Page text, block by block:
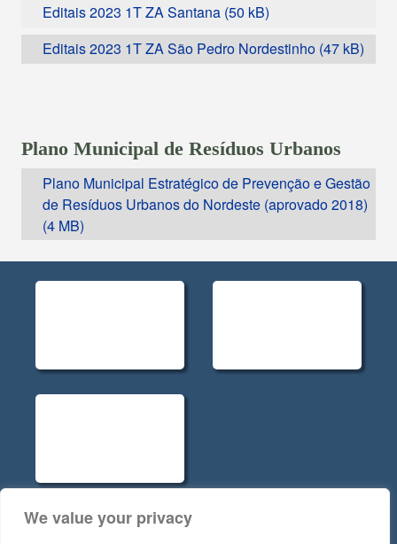
We value your privacy
Editais 2023 1T ZA Santana
Editais 2023 1T ZA São Pedro Nordestinho
Plano Municipal de Resíduos Urbanos
Plano Municipal Estratégico de Prevenção e Gestão
de Resíduos Urbanos do Nordeste (aprovado 2018)
Políticas de Privacidade - Rev.5